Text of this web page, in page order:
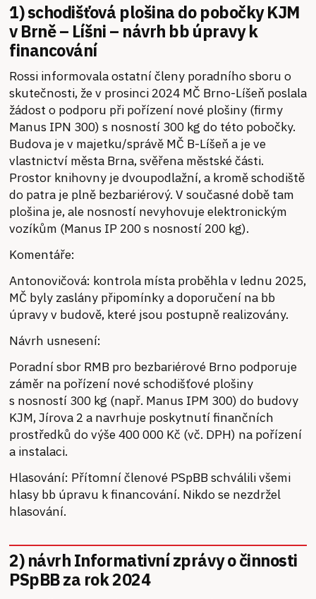
1) schodišťová plošina do pobočky KJM
v Brně – Líšni – návrh bb úpravy k
financování
Rossi informovala ostatní členy poradního sboru o
skutečnosti, že v prosinci 2024 MČ Brno-Líšeň poslala
žádost o podporu při pořízení nové plošiny (firmy
Manus IPN 300) s nosností 300 kg do této pobočky.
Budova je v majetku/správě MČ B-Líšeň a je ve
vlastnictví města Brna, svěřena městské části.
Prostor knihovny je dvoupodlažní, a kromě schodiště
do patra je plně bezbariérový. V současné době tam
plošina je, ale nosností nevyhovuje elektronickým
vozíkům (Manus IP 200 s nosností 200 kg).
Komentáře:
Antonovičová: kontrola místa proběhla v lednu 2025,
MČ byly zaslány připomínky a doporučení na bb
úpravy v budově, které jsou postupně realizovány.
Návrh usnesení:
Poradní sbor RMB pro bezbariérové Brno podporuje
záměr na pořízení nové schodišťové plošiny
s nosností 300 kg (např. Manus IPM 300) do budovy
KJM, Jírova 2 a navrhuje poskytnutí finančních
prostředků do výše 400 000 Kč (vč. DPH) na pořízení
a instalaci.
Hlasování: Přítomní členové PSpBB schválili všemi
hlasy bb úpravu k financování. Nikdo se nezdržel
hlasování.
2) návrh Informativní zprávy o činnosti
PSpBB za rok 2024